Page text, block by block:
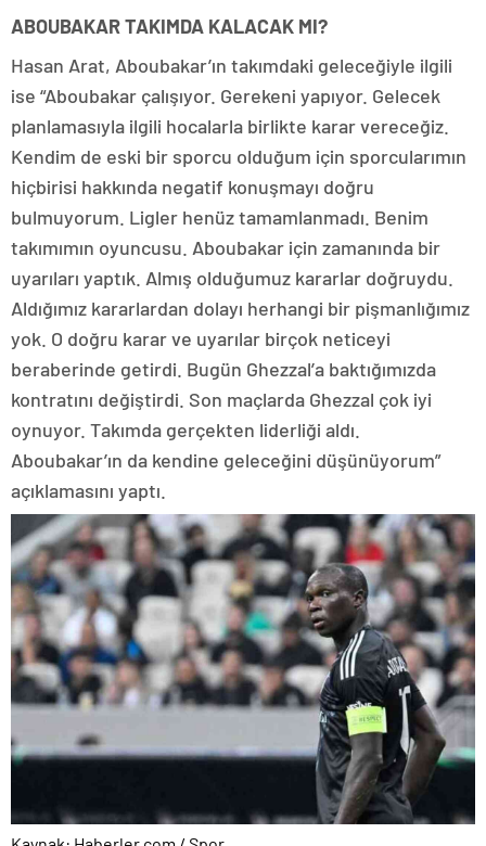
ABOUBAKAR TAKIMDA KALACAK MI?
Hasan Arat, Aboubakar’ın takımdaki geleceğiyle ilgili
ise “Aboubakar çalışıyor. Gerekeni yapıyor. Gelecek
planlamasıyla ilgili hocalarla birlikte karar vereceğiz.
Kendim de eski bir sporcu olduğum için sporcularımın
hiçbirisi hakkında negatif konuşmayı doğru
bulmuyorum. Ligler henüz tamamlanmadı. Benim
takımımın oyuncusu. Aboubakar için zamanında bir
uyarıları yaptık. Almış olduğumuz kararlar doğruydu.
Aldığımız kararlardan dolayı herhangi bir pişmanlığımız
yok. O doğru karar ve uyarılar birçok neticeyi
beraberinde getirdi. Bugün Ghezzal’a baktığımızda
kontratını değiştirdi. Son maçlarda Ghezzal çok iyi
oynuyor. Takımda gerçekten liderliği aldı.
Aboubakar’ın da kendine geleceğini düşünüyorum”
açıklamasını yaptı.